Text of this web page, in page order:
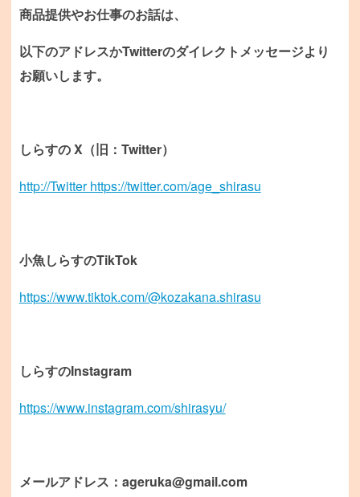
商品提供やお仕事のお話は、
以下のアドレスかTwitterのダイレクトメッセージより
お願いします。
しらすの X（旧：Twitter）
http://Twitter https://twitter.com/age_shirasu
小魚しらすのTikTok
https://www.tiktok.com/@kozakana.shirasu
しらすのInstagram
https://www.instagram.com/shirasyu/
メールアドレス：ageruka@gmail.com